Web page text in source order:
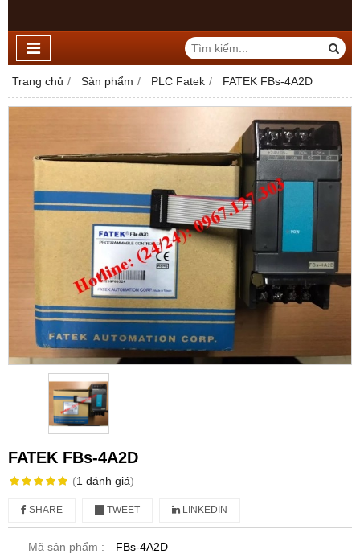
Trang chủ Sản phẩm PLC Fatek FATEK FBs-4A2D
FATEK FBs-4A2D
(1 đánh giá)
SHARE TWEET LINKEDIN
Mã sản phẩm :
FBs-4A2D